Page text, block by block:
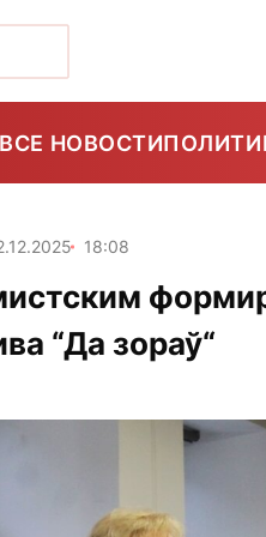
ВСЕ НОВОСТИ
18:08
“Да зораў“